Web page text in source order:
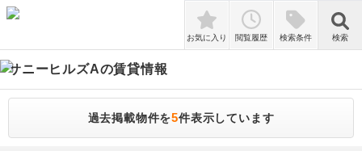
検索
お気に入り 閲覧履歴 検索条件 検索
サニーヒルズAの賃貸情報
過去掲載物件を5件表示しています